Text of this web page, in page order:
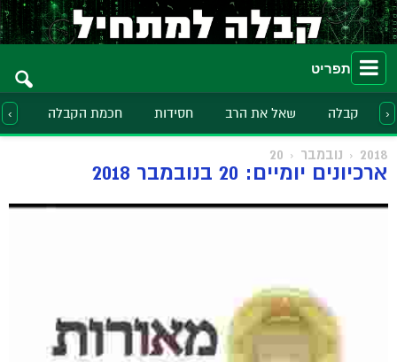
תפריט
קבלה שאל את הרב חסידות חכמת הקבלה ›
‹
2018 נובמבר 20
ארכיונים יומיים: 20 בנובמבר 2018